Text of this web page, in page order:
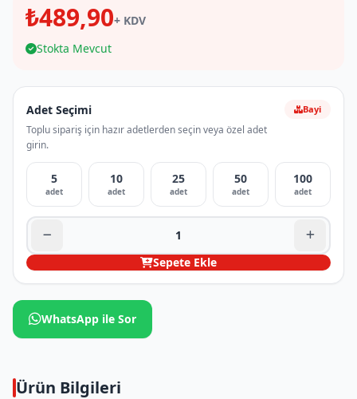
₺489,90+ KDV
Stokta Mevcut
Adet Seçimi
Toplu sipariş için hazır adetlerden seçin veya özel adet
girin.
Bayi
5
adet
10
adet
25
adet
50
adet
100
adet
Sepete Ekle
WhatsApp ile Sor
Ürün Bilgileri